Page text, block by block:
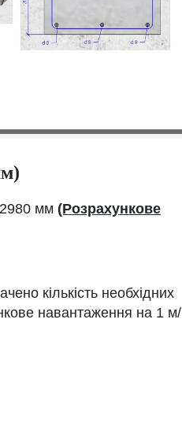
мм (Розрахункове
кількість необхідних
навантаження на 1 м/